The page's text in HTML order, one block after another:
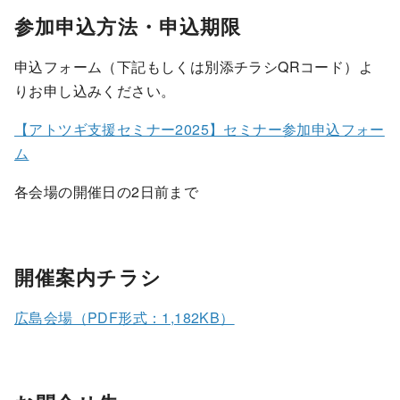
参加申込方法・申込期限
申込フォーム（下記もしくは別添チラシQRコード）よ
りお申し込みください。
【アトツギ支援セミナー2025】セミナー参加申込フォー
ム
各会場の開催日の2日前まで
開催案内チラシ
広島会場（PDF形式：1,182KB）